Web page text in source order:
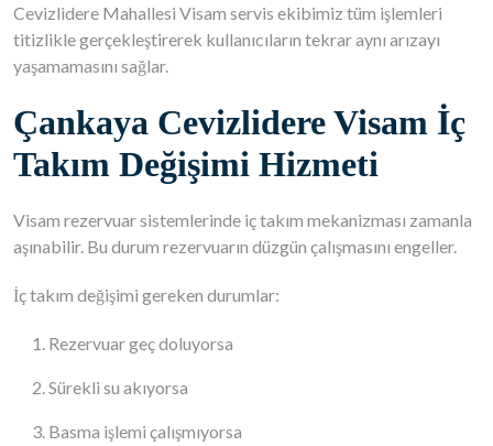
Cevizlidere Mahallesi Visam servis ekibimiz tüm işlemleri
titizlikle gerçekleştirerek kullanıcıların tekrar aynı arızayı
yaşamamasını sağlar.
Çankaya Cevizlidere Visam İç
Takım Değişimi Hizmeti
Visam rezervuar sistemlerinde iç takım mekanizması zamanla
aşınabilir. Bu durum rezervuarın düzgün çalışmasını engeller.
İç takım değişimi gereken durumlar:
Rezervuar geç doluyorsa
Sürekli su akıyorsa
Basma işlemi çalışmıyorsa